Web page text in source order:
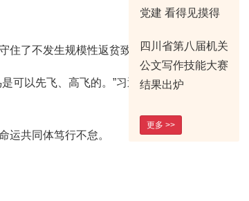
住了不发生规模性返贫致贫底线。
可以先飞、高飞的。”习近平总书记
共同体笃行不怠。
党建 看得见摸得
四川省第八届机关
公文写作技能大赛
结果出炉
更多 >>